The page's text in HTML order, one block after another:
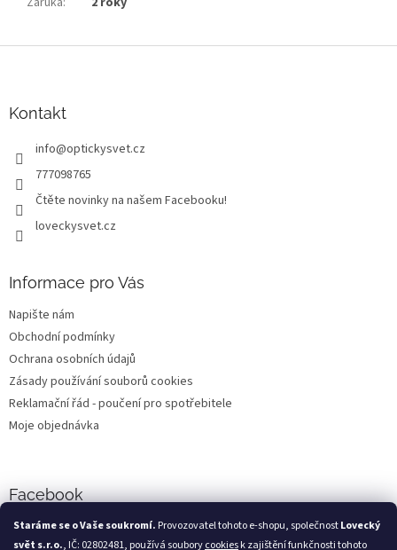
Staráme se o Vaše soukromí. Provozovatel tohoto e-shopu, společnostLovecký
svět s.r.o., IČ: 02802481, používá souborycookiesk zajištění funkčnosti tohoto
Kontakt
info@optickysvet.cz
777098765
Čtěte novinky na našem Facebooku!
loveckysvet.cz
Informace pro Vás
Napište nám
Obchodní podmínky
Ochrana osobních údajů
Zásady používání souborů cookies
Reklamační řád - poučení pro spotřebitele
Moje objednávka
Facebook